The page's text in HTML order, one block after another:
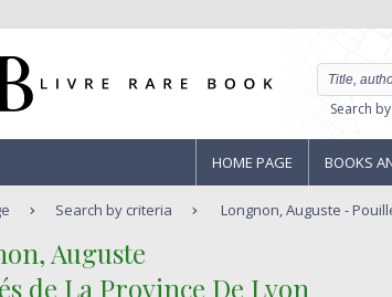
Search
HOME PAGE BOOKS
Search by criteria Longnon, Auguste -
Auguste‎
de La Province De Lyon